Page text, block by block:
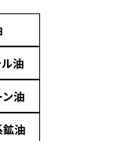
油
油
鉱油